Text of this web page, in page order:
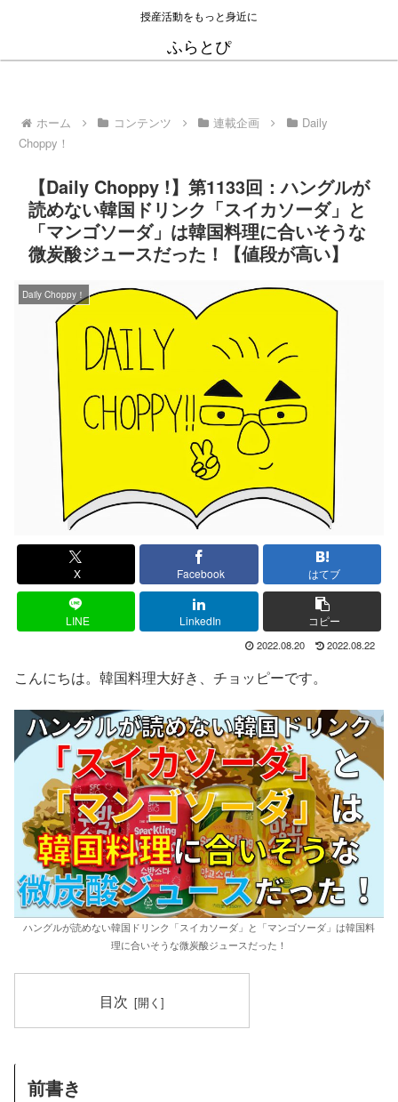
授産活動をもっと身近に
ふらとぴ
ホーム コンテンツ 連載企画
Daily
Choppy！
【Daily Choppy !】第1133回：ハングルが
読めない韓国ドリンク「スイカソーダ」と
「マンゴソーダ」は韓国料理に合いそうな
微炭酸ジュースだった！【値段が高い】
Daily Choppy！
X Facebook はてブ
LINE LinkedIn コピー
2022.08.20 2022.08.22
こんにちは。韓国料理大好き、チョッピーです。
ハングルが読めない韓国ドリンク「スイカソーダ」と「マンゴソーダ」は韓国料
理に合いそうな微炭酸ジュースだった！
目次
前書き